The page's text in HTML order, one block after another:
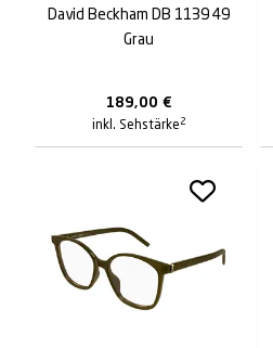
David Beckham DB 1139 49
Grau
189,00 €
inkl. Sehstärke 2